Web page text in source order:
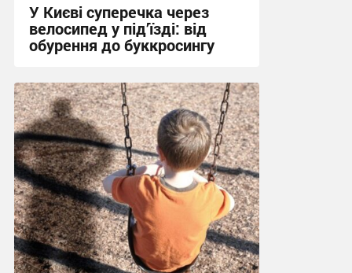
У Києві суперечка через
велосипед у під’їзді: від
обурення до буккросингу
15:58 сьогодні